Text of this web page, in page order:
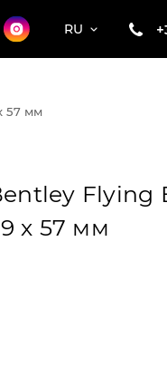
RU
57 мм
Flying
х 57 мм